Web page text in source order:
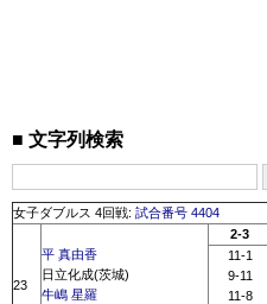
文字列検索
女子ダブルス 4回戦: 試合番号 4404
23
平 真由香
日立化成(茨城)
牛嶋 星羅
2-3
11-1
9-11
11-8